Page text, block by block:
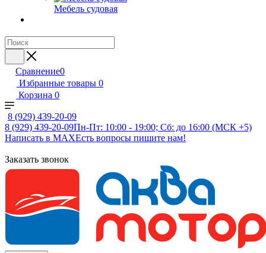
Мебель судовая
Сравнение0
Избранные товары 0
Корзина 0
8 (929) 439-20-09
8 (929) 439-20-09Пн-Пт: 10:00 - 19:00; Сб: до 16:00 (МСК +5)
Написать в MAXЕсть вопросы пишите нам!
Заказать звонок